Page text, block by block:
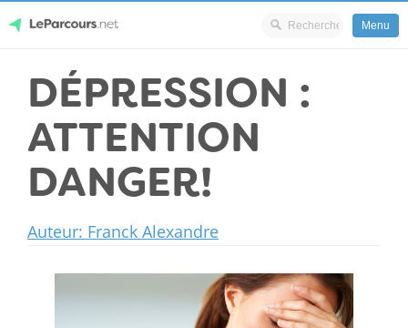
content
LeParcours.net
Menu
DÉPRESSION :
ATTENTION
DANGER!
Auteur: Franck Alexandre